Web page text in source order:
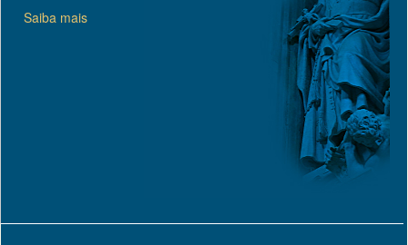
Saiba mais